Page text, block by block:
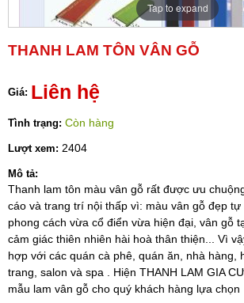
Tap to expand
THANH LAM TÔN VÂN GỖ
Giá: Liên hệ
Tình trạng: Còn hàng
Lượt xem: 2404
Mô tả:
Thanh lam tôn màu vân gỗ rất được ưu
cáo và trang trí nội thấp vì: màu vân gỗ đẹp tự
phong cách vừa cổ điển vừa hiện đại, vân gỗ
cảm giác thiên nhiên hài hoà thân thiện... Vì
hợp với các quán cà phê, quán ăn, nhà hàng,
trang, salon và spa . Hiện THANH LAM GIA
mẫu lam vân gỗ cho quý khách hàng lựa chọn